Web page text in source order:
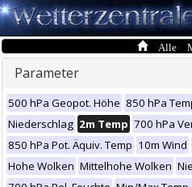
Alle
Parameter
500 hPa Geopot. Höhe 850 hPa
Niederschlag 2m Temp 700 hPa
850 hPa Pot. Äquiv. Temp 10m Wind
Hohe Wolken Mittelhohe Wolken